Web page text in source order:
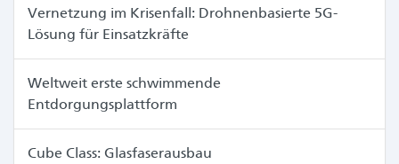
Vernetzung im Krisenfall: Drohnenbasierte 5G-
Lösung für Einsatzkräfte
Weltweit erste schwimmende
Entdorgungsplattform
Cube Class: Glasfaserausbau